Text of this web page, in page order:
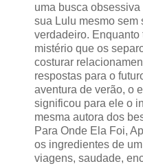
uma busca
sua Lulu mesmo sem
verdadeiro.
mistério que os
costurar
respostas para o
aventura de verão, o
significou para ele o
mesma autora dos
Para Onde Ela Foi,
os ingredientes de
viagens, saudade,